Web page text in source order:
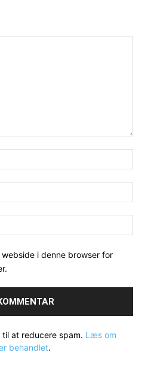
i denne browser for
at reducere spam. Læs om
behandlet.